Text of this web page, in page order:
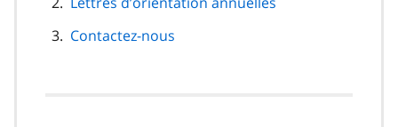
Contactez-nous